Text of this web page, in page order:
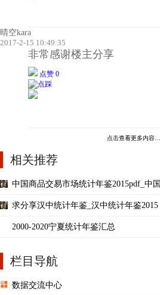
晴空kara
2017-2-15 10:49:35
非常感谢楼主分享
点赞 0
点击查看更多内容…
相关推荐
中国商品交易市场统计年鉴2015pdf_中
求分享汉中统计年鉴_汉中统计年鉴2015
2000-2020宁夏统计年鉴汇总
栏目导航
数据交流中心